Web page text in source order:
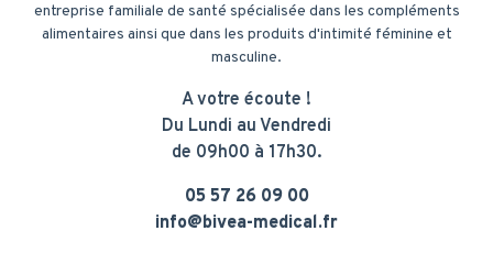
entreprise familiale de santé spécialisée dans les compléments
alimentaires ainsi que dans les produits d'intimité féminine et
masculine.
A votre écoute !
Du Lundi au Vendredi
de 09h00 à 17h30.
05 57 26 09 00
info@bivea-medical.fr